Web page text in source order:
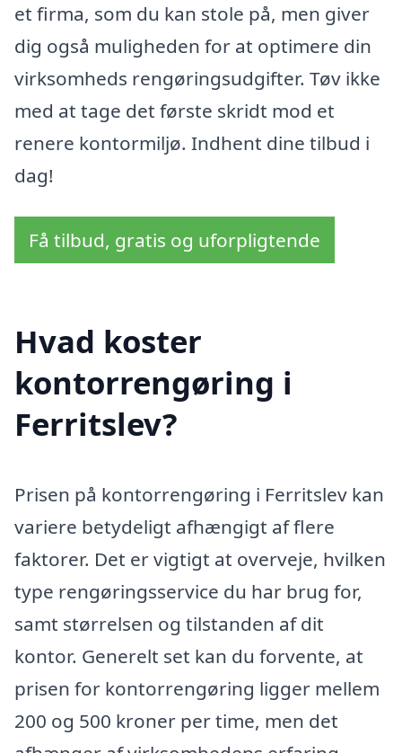
et firma, som du kan stole på, men giver
dig også muligheden for at optimere din
virksomheds rengøringsudgifter. Tøv ikke
med at tage det første skridt mod et
renere kontormiljø. Indhent dine tilbud i
dag!
Få tilbud, gratis og uforpligtende
Hvad koster
kontorrengøring i
Ferritslev?
Prisen på kontorrengøring i Ferritslev kan
variere betydeligt afhængigt af flere
faktorer. Det er vigtigt at overveje, hvilken
type rengøringsservice du har brug for,
samt størrelsen og tilstanden af dit
kontor. Generelt set kan du forvente, at
prisen for kontorrengøring ligger mellem
200 og 500 kroner per time, men det